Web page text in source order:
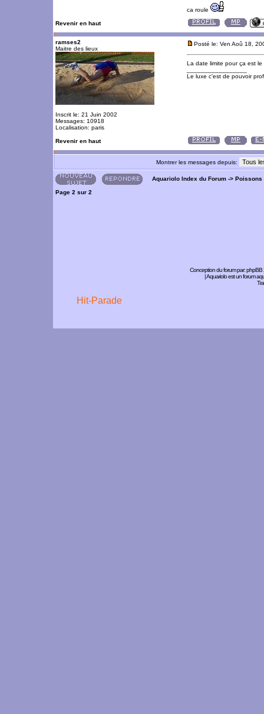
ca roule
Revenir en haut
ramses2
Maitre des lieux
Inscrit le: 21 Juin 2002
Messages: 10918
Localisation: paris
Posté le: Ven Aoû 18,
La date limite pour ça est le
Le luxe c'est de pouvoir
Revenir en haut
Montrer les messages depuis:
Aquariolo Index du Forum -> Poissons
Page 2 sur 2
Conception du forum par:phpBB
| Aquariolo est un forum